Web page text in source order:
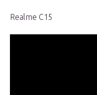
Realme C15